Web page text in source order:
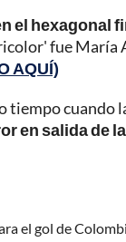
el hexagonal
fue
AQUÍ)
tiempo cuando
en salida de
el gol de